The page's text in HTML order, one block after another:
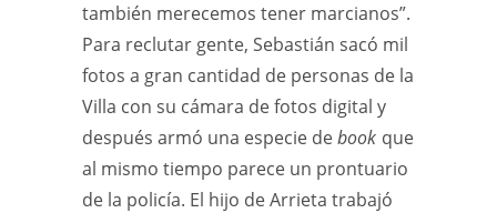
también merecemos tener marcianos”.
Para reclutar gente, Sebastián sacó mil
fotos a gran cantidad de personas de la
Villa con su cámara de fotos digital y
después armó una especie debook que
al mismo tiempo parece un prontuario
de la policía. El hijo de Arrieta trabajó